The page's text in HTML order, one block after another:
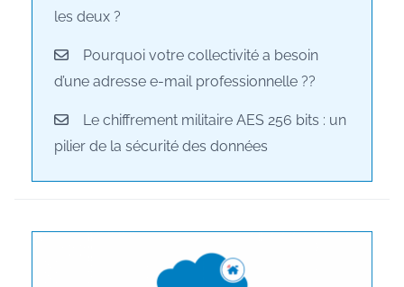
les deux ?
Pourquoi votre collectivité a besoin
d’une adresse e-mail professionnelle ??
Le chiffrement militaire AES 256 bits : un
pilier de la sécurité des données